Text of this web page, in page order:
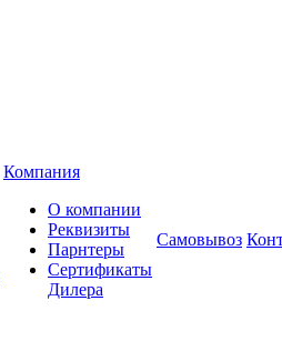
Компания
О компании
Реквизиты
Парнтеры
Сертификаты
Дилера
Самовывоз